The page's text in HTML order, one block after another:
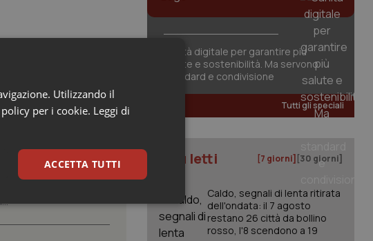
per
e cura a carattere
Sanità digitale per garantire più
salute e sostenibilità. Ma servono
standard e condivisione
Tutti gli speciali
I più letti [7 giorni] [30 giorni]
Caldo, segnali di lenta ritirata
dell'ondata: il 7 agosto
restano 26 città da bollino
rosso, l'8 scendono a 19
Utilizzando il
per i cookie. Leggi di
ACCETTA TUTTI
Marketing